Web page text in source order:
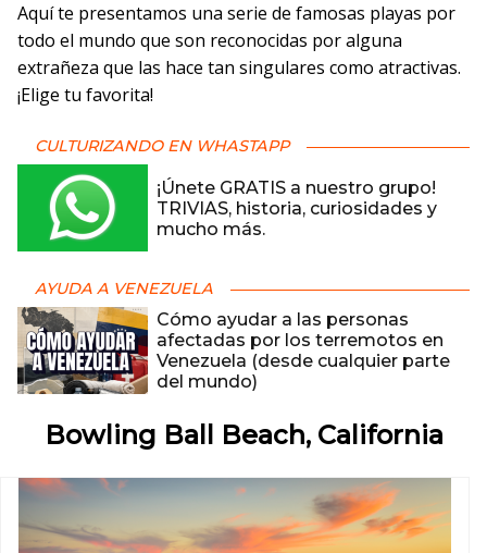
Aquí te presentamos una serie de famosas playas por
todo el mundo que son reconocidas por alguna
extrañeza que las hace tan singulares como atractivas.
¡Elige tu favorita!
CULTURIZANDO EN WHASTAPP
¡Únete GRATIS a nuestro grupo!
TRIVIAS, historia, curiosidades y
mucho más.
AYUDA A VENEZUELA
Cómo ayudar a las personas
afectadas por los terremotos en
Venezuela (desde cualquier parte
del mundo)
Bowling Ball Beach, California